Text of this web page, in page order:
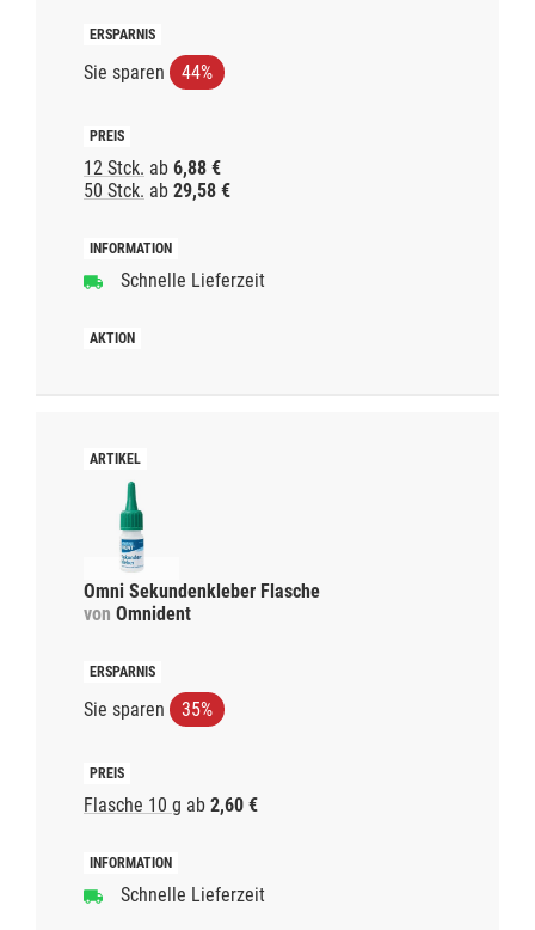
Sie sparen 44%
12 Stck. ab 6,88 €
50 Stck. ab 29,58 €
Schnelle Lieferzeit
Omni Sekundenkleber Flasche
von Omnident
Sie sparen 35%
Flasche 10 g ab 2,60 €
Schnelle Lieferzeit